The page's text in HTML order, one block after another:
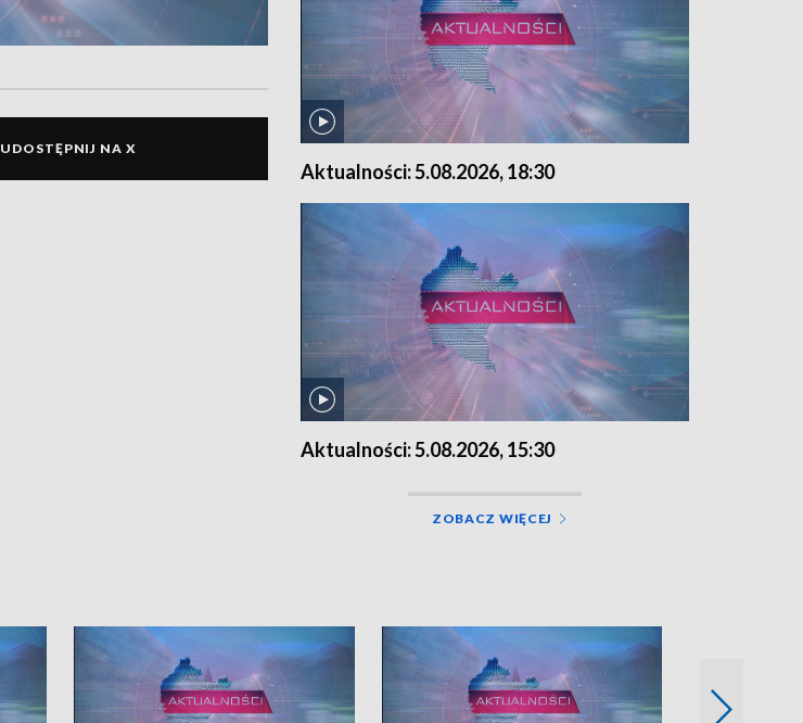
UDOSTĘPNIJ NA X
Aktualności: 5.08.2026, 18:30
Aktualności: 5.08.2026, 15:30
ZOBACZ WIĘCEJ